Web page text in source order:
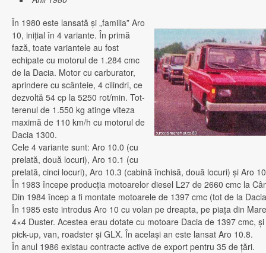
În 1980 este lansată şi „familia” Aro
10, iniţial în 4 variante. În primă
fază, toate variantele au fost
echipate cu motorul de 1.284 cmc
de la Dacia. Motor cu carburator,
aprindere cu scânteie, 4 cilindri, ce
dezvoltă 54 cp la 5250 rot/min. Tot-
terenul de 1.550 kg atinge viteza
maximă de 110 km/h cu motorul de
Dacia 1300.
Cele 4 variante sunt: Aro 10.0 (cu
prelată, două locuri), Aro 10.1 (cu
prelată, cinci locuri), Aro 10.3 (cabină închisă, două locuri) şi Aro
În 1983 începe producţia motoarelor diesel L27 de 2660 cmc la
Din 1984 încep a fi montate motoarele de 1397 cmc (tot de la
În 1985 este introdus Aro 10 cu volan pe dreapta, pe piaţa din
4×4 Duster. Acestea erau dotate cu motoare Dacia de 1397 cmc,
pick-up, van, roadster şi GLX. În acelaşi an este lansat Aro 10.8.
În anul 1986 existau contracte active de export pentru 35 de ţări.